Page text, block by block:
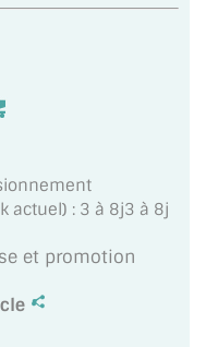
actuel) : 3 à 8j3 à 8j
et promotion